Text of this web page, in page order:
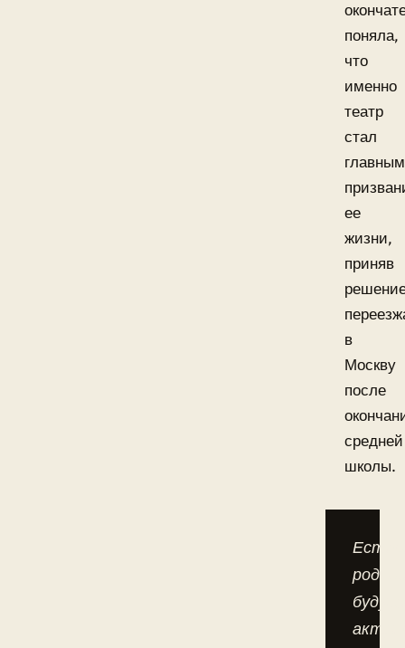
поняла,
что
именно
театр
стал
главным
ее
жизни,
приняв
в
Москву
после
средней
школы.